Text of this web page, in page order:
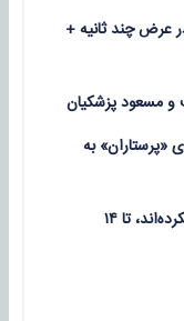
عرض چند ثانیه +
و مسعود پزشکیان
۳۰۰هزار عضوی «پرستاران» به
کسانی که تاکنون از کالابرگ استفاده نکرده‌اند، تا ۱۴